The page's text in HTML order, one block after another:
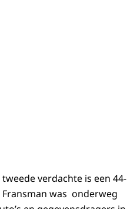
verdachte is een 44-
was onderweg